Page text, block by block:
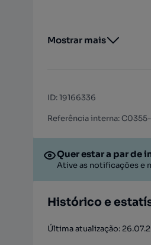
Mostrar mais
ID:19166336
Referência interna:
Quer estar a par de
Ative as notificações e
Histórico e
Última atualização: